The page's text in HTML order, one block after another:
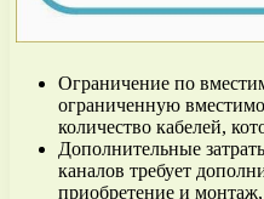
Ограничение по
ограниченную
количество кабелей,
Дополнительные
каналов требует
приобретение и